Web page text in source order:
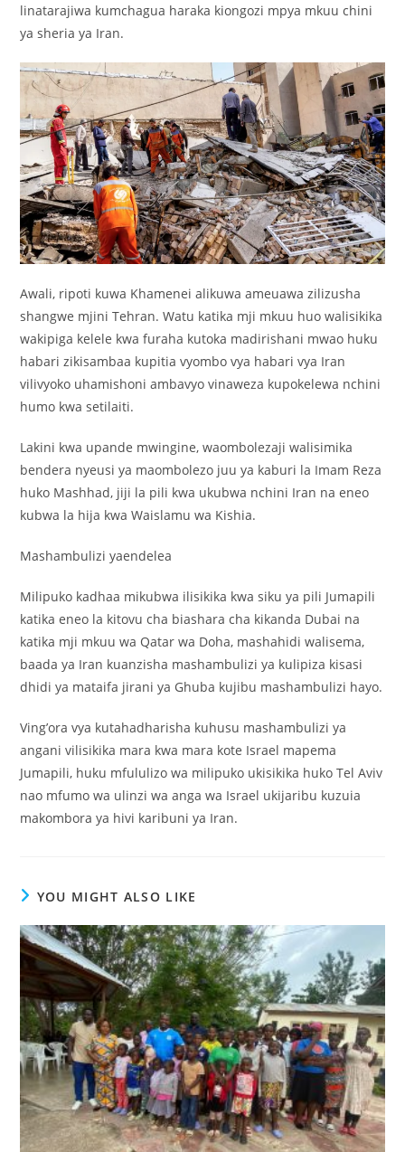
linatarajiwa kumchagua haraka kiongozi mpya mkuu chini
ya sheria ya Iran.
Awali, ripoti kuwa Khamenei alikuwa ameuawa zilizusha
shangwe mjini Tehran. Watu katika mji mkuu huo walisikika
wakipiga kelele kwa furaha kutoka madirishani mwao huku
habari zikisambaa kupitia vyombo vya habari vya Iran
vilivyoko uhamishoni ambavyo vinaweza kupokelewa nchini
humo kwa setilaiti.
Lakini kwa upande mwingine, waombolezaji walisimika
bendera nyeusi ya maombolezo juu ya kaburi la Imam Reza
huko Mashhad, jiji la pili kwa ukubwa nchini Iran na eneo
kubwa la hija kwa Waislamu wa Kishia.
Mashambulizi yaendelea
Milipuko kadhaa mikubwa ilisikika kwa siku ya pili Jumapili
katika eneo la kitovu cha biashara cha kikanda Dubai na
katika mji mkuu wa Qatar wa Doha, mashahidi walisema,
baada ya Iran kuanzisha mashambulizi ya kulipiza kisasi
dhidi ya mataifa jirani ya Ghuba kujibu mashambulizi hayo.
Ving’ora vya kutahadharisha kuhusu mashambulizi ya
angani vilisikika mara kwa mara kote Israel mapema
Jumapili, huku mfululizo wa milipuko ukisikika huko Tel Aviv
nao mfumo wa ulinzi wa anga wa Israel ukijaribu kuzuia
makombora ya hivi karibuni ya Iran.
YOU MIGHT ALSO LIKE